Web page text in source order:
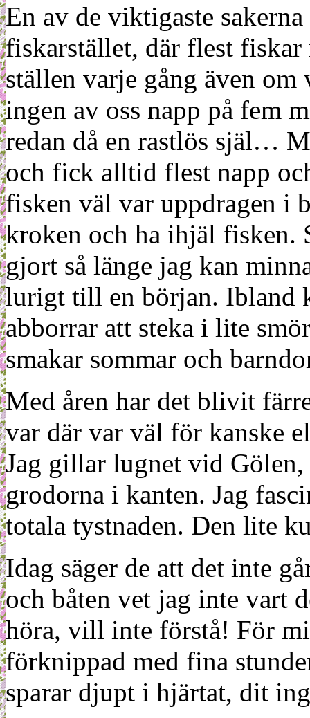
En av de viktigaste
fiskarstället, där flest
ställen varje gång även
ingen av oss napp på fem
redan då en rastlös själ…
och fick alltid flest napp
fisken väl var uppdragen i
kroken och ha ihjäl fisken.
gjort så länge jag kan
lurigt till en början. Ibland
abborrar att steka i lite
smakar sommar och
Med åren har det blivit
var där var väl för kanske
Jag gillar lugnet vid
grodorna i kanten. Jag
totala tystnaden. Den lite
Idag säger de att det inte
och båten vet jag inte vart
höra, vill inte förstå! För
förknippad med fina
sparar djupt i hjärtat, dit